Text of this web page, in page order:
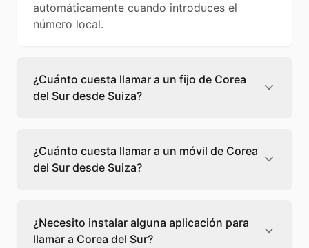
automáticamente cuando introduces el
número local.
¿Cuánto cuesta llamar a un fijo de Corea
del Sur desde Suiza?
cuesta 0,08 €/min con Teléfono Global. Verás
el precio exacto antes de marcar para que
sepas qué vas a gastar.
¿Cuánto cuesta llamar a un móvil de Corea
del Sur desde Suiza?
Suiza cuesta 0,10 €/min con Teléfono Global.
Pagas solo los minutos que hablas, sin cuotas
¿Necesito instalar alguna aplicación para
llamar a Corea del Sur?